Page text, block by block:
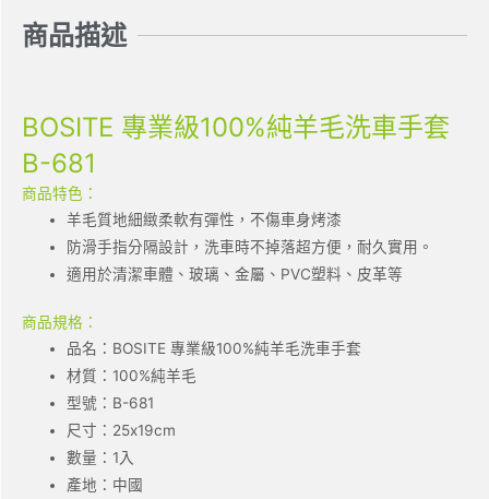
商品描述
BOSITE 專業級100%純羊毛洗車手套
B-681
商品特色：
羊毛質地細緻柔軟有彈性，不傷車身烤漆
防滑手指分隔設計，洗車時不掉落超方便，耐久實用。
適用於清潔車體、玻璃、金屬、PVC塑料、皮革等
商品規格：
品名：BOSITE 專業級100%純羊毛洗車手套
材質：100%純羊毛
型號：B-681
尺寸：25x19cm
數量：1入
產地：中國